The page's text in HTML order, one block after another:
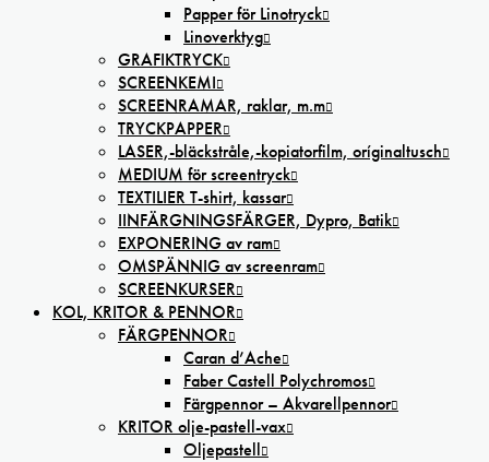
Papper för Linotryck
Linoverktyg
GRAFIKTRYCK
SCREENKEMI
SCREENRAMAR, raklar, m.m
TRYCKPAPPER
LASER,-bläckstråle,-kopiatorfilm, oríginaltusch
MEDIUM för screentryck
TEXTILIER T-shirt, kassar
IINFÄRGNINGSFÄRGER, Dypro, Batik
EXPONERING av ram
OMSPÄNNIG av screenram
SCREENKURSER
KOL, KRITOR & PENNOR
FÄRGPENNOR
Caran d’Ache
Faber Castell Polychromos
Färgpennor – Akvarellpennor
KRITOR olje-pastell-vax
Oljepastell